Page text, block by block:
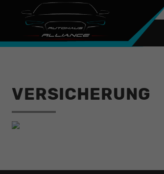
VERSICHERUNG